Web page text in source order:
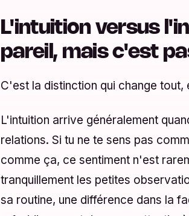
L'intuition versus
pareil, mais c'est
C'est la distinction qui change
L'intuition arrive généralement
relations. Si tu ne te sens pas
comme ça, ce sentiment n'est
tranquillement les petites
sa routine, une différence dans la